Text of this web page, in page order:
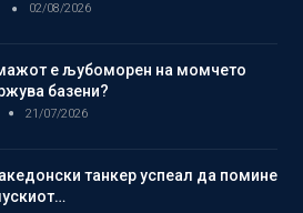
02/08/2026
е љубоморен на момчето
базени?
21/07/2026
танкер успеал да помине